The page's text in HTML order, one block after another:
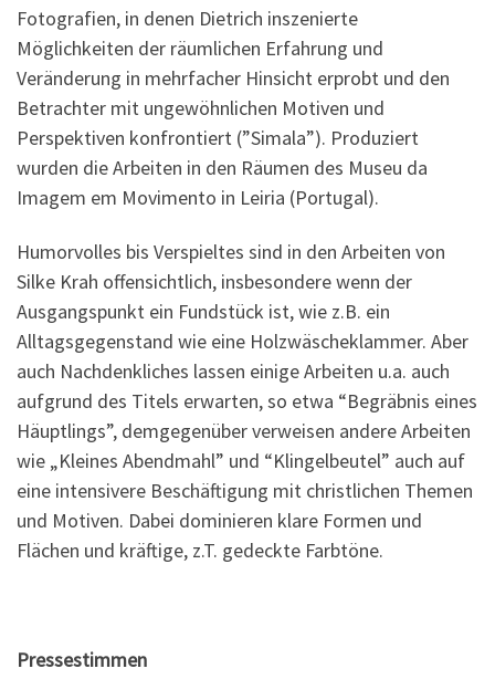
Fotografien, in denen Dietrich inszenierte
Möglichkeiten der räumlichen Erfahrung und
Veränderung in mehrfacher Hinsicht erprobt und den
Betrachter mit ungewöhnlichen Motiven und
Perspektiven konfrontiert (”Simala”). Produziert
wurden die Arbeiten in den Räumen des Museu da
Imagem em Movimento in Leiria (Portugal).
Humorvolles bis Verspieltes sind in den Arbeiten von
Silke Krah offensichtlich, insbesondere wenn der
Ausgangspunkt ein Fundstück ist, wie z.B. ein
Alltagsgegenstand wie eine Holzwäscheklammer. Aber
auch Nachdenkliches lassen einige Arbeiten u.a. auch
aufgrund des Titels erwarten, so etwa “Begräbnis eines
Häuptlings”, demgegenüber verweisen andere Arbeiten
wie „Kleines Abendmahl” und “Klingelbeutel” auch auf
eine intensivere Beschäftigung mit christlichen Themen
und Motiven. Dabei dominieren klare Formen und
Flächen und kräftige, z.T. gedeckte Farbtöne.
Pressestimmen